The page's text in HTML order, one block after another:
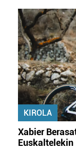
KIROLA
Xabier
Euskaltelekin